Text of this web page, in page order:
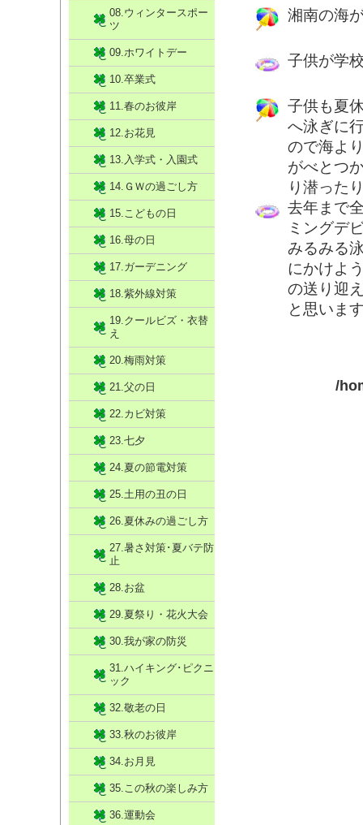
湘南の海
子供が学
子供も夏
へ泳ぎに
ので海よ
がべとつ
り潜った
去年まで
ミングデ
みるみる
にかけよ
の送り迎
と思いま
/
08.ウィンタースポー
ツ
09.ホワイトデー
10.卒業式
11.春のお彼岸
12.お花見
13.入学式・入園式
14.ＧＷの過ごし方
15.こどもの日
16.母の日
17.ガーデニング
18.紫外線対策
19.クールビズ・衣替
え
20.梅雨対策
21.父の日
22.カビ対策
23.七夕
24.夏の節電対策
25.土用の丑の日
26.夏休みの過ごし方
27.暑さ対策･夏バテ防
止
28.お盆
29.夏祭り・花火大会
30.我が家の防災
31.ハイキング･ピクニ
ック
32.敬老の日
33.秋のお彼岸
34.お月見
35.この秋の楽しみ方
36.運動会